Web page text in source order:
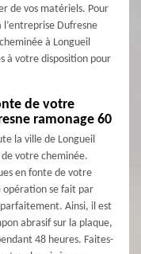
de vos matériels. Pour
l’entreprise Dufresne
à Longueil
à votre disposition pour
de votre
ramonage 60
la ville de Longueil
votre cheminée.
en fonte de votre
opération se fait par
Ainsi, il est
abrasif sur la plaque,
48 heures. Faites-